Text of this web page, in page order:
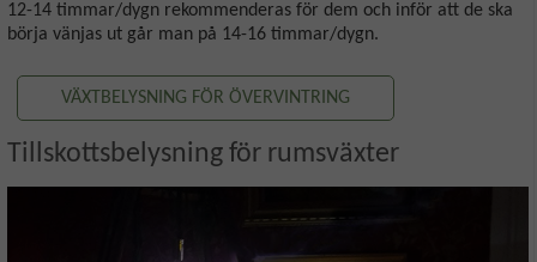
12-14 timmar/dygn rekommenderas för dem och inför att de ska
börja vänjas ut går man på 14-16 timmar/dygn.
VÄXTBELYSNING FÖR ÖVERVINTRING
Tillskottsbelysning för rumsväxter